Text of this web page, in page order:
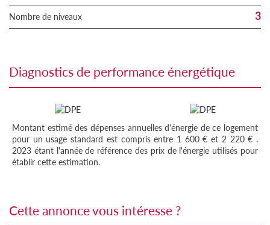
Nombre de niveaux 3
diagnostics de performance énergétique
Montant estimé des dépenses annuelles d'énergie de ce logement
pour un usage standard est compris entre 1 600 € et 2 220 € .
2023 étant l'année de référence des prix de l'énergie utilisés pour
établir cette estimation.
cette annonce vous intéresse ?